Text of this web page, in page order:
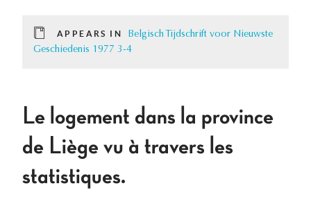
APPEARS IN
Belgisch Tijdschrift voor Nieuwste
Geschiedenis 1977 3-4
Le logement dans la province
de Liège vu à travers les
statistiques.